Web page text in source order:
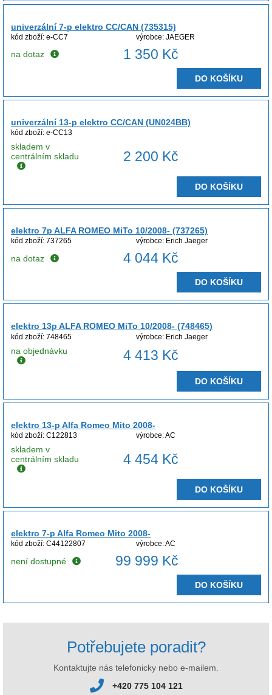
univerzální 7-p elektro CC/CAN (735315)
kód zboží: e-CC7 výrobce: JAEGER
na dotaz 1 350 Kč
DO KOŠÍKU
univerzální 13-p elektro CC/CAN (UN024BB)
kód zboží: e-CC13
skladem v
centrálním skladu
2 200 Kč
DO KOŠÍKU
elektro 7p ALFA ROMEO MiTo 10/2008- (737265)
kód zboží: 737265 výrobce: Erich Jaeger
na dotaz 4 044 Kč
DO KOŠÍKU
elektro 13p ALFA ROMEO MiTo 10/2008- (748465)
kód zboží: 748465 výrobce: Erich Jaeger
na objednávku 4 413 Kč
DO KOŠÍKU
elektro 13-p Alfa Romeo Mito 2008-
kód zboží: C122813 výrobce: AC
skladem v
centrálním skladu
4 454 Kč
DO KOŠÍKU
elektro 7-p Alfa Romeo Mito 2008-
kód zboží: C44122807 výrobce: AC
není dostupné 99 999 Kč
DO KOŠÍKU
Potřebujete poradit?
Kontaktujte nás telefonicky nebo e-mailem.
+420 775 104 121